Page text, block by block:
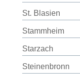
St. Blasien
Stammheim
Starzach
Steinenbronn